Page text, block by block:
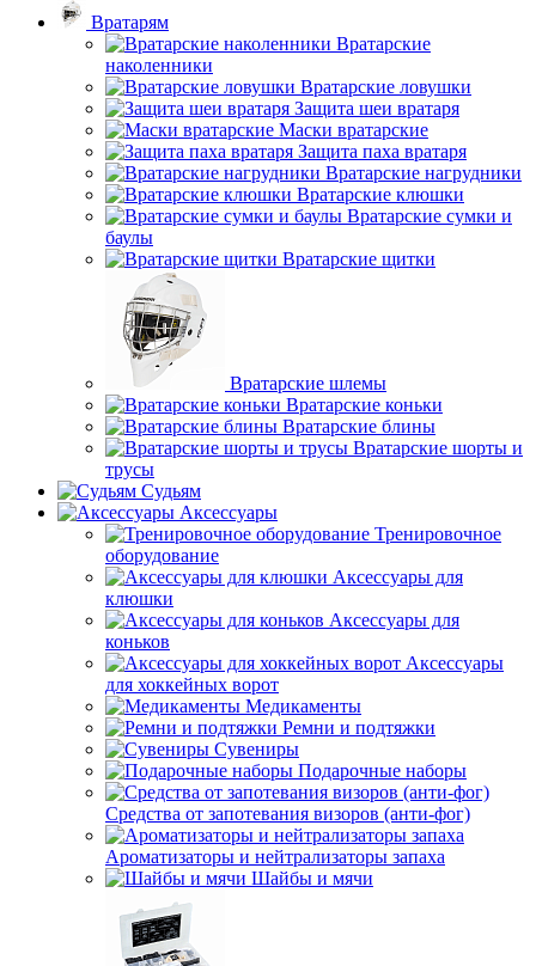
Вратарям
Вратарские
наколенники
Вратарские ловушки
Защита шеи вратаря
Маски вратарские
Защита паха вратаря
Вратарские нагрудники
Вратарские клюшки
Вратарские сумки и
баулы
Вратарские щитки
Вратарские шлемы
Вратарские коньки
Вратарские блины
Вратарские шорты и
трусы
Судьям
Аксессуары
Тренировочное
оборудование
Аксессуары для
клюшки
Аксессуары для
коньков
Аксессуары
для хоккейных ворот
Медикаменты
Ремни и подтяжки
Сувениры
Подарочные наборы
Средства от запотевания визоров (анти-фог)
Ароматизаторы и нейтрализаторы запаха
Шайбы и мячи